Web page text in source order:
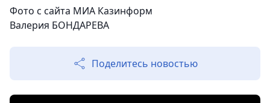
Фото с сайта МИА Казинформ
Валерия БОНДАРЕВА
Поделитесь новостью